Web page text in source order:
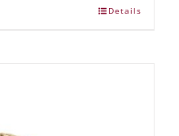
Details